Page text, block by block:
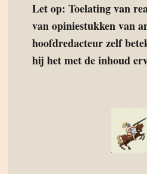
Let op: Toelating van
van opiniestukken van
hoofdredacteur zelf
hij het met de inhoud